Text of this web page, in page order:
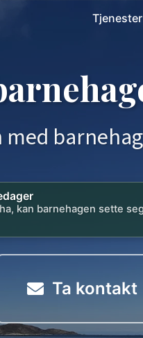
Tjenester
med
kan barnehagen sette
Ta kontakt